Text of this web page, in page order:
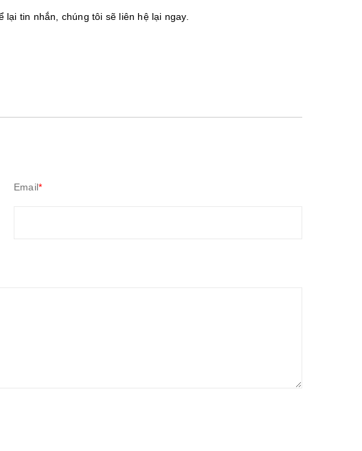
lại tin nhắn, chúng tôi sẽ liên hệ lại ngay.
Email*